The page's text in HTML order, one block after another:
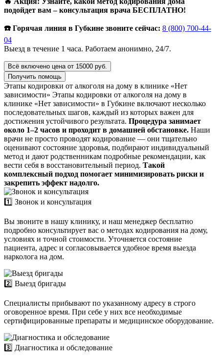
подойдет вам – консультация врача БЕСПЛАТНО!
☎️ Горячая линия в Губкине звоните сейчас: 8 (800) 700-44-
04
Выезд в течение 1 часа. Работаем анонимно, 24/7.
Всё включено цена от 15000 руб.
Получить помощь
Этапы кодировки от алкоголя на дому в клинике «Нет
зависимости» Этапы кодировки от алкоголя на дому в
клинике «Нет зависимости» в Губкине включают несколько
последовательных шагов, каждый из которых важен для
достижения устойчивого результата. Процедура занимает
около 1–2 часов и проходит в домашней обстановке. Наши
врачи не просто проводят кодирование — они тщательно
оценивают состояние здоровья, подбирают индивидуальный
метод и дают родственникам подробные рекомендации, как
вести себя в восстановительный период. Такой
комплексный подход помогает минимизировать риски и
закрепить эффект надолго.
1️⃣ Звонок и консультация
Вы звоните в нашу клинику, и наш менеджер бесплатно
подробно консультирует вас о методах кодирования на дому,
условиях и точной стоимости. Уточняется состояние
пациента, адрес и согласовывается удобное время выезда
нарколога на дом.
2️⃣ Выезд бригады
Специалисты прибывают по указанному адресу в строго
оговоренное время. При себе у них все необходимые
сертифицированные препараты и медицинское оборудование.
3️⃣ Диагностика и обследование